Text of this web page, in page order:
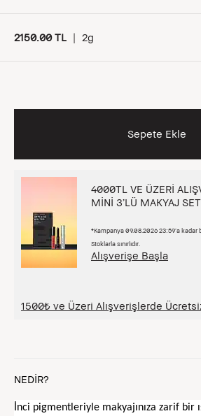
2150.00 TL | 2g
Sepete Ekle
4000TL VE ÜZERİ
MİNİ 3’LÜ MAKYAJ
*Kampanya 09.08.2026 23:59’a kadar
Stoklarla sınırlıdır.
Alışverişe Başla
1500₺ ve Üzeri Alışverişlerde
NEDİR?
İnci pigmentleriyle makyajınıza zarif bir